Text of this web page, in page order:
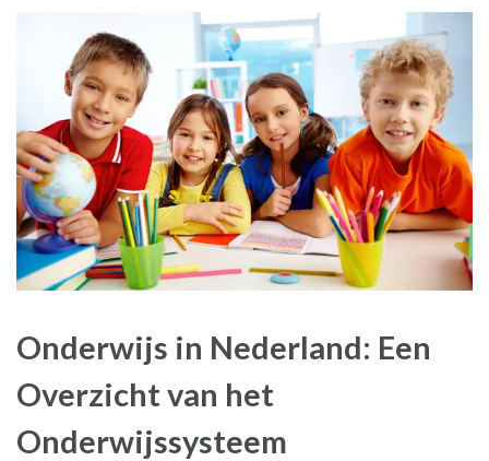
Onderwijs in Nederland: Een
Overzicht van het
Onderwijssysteem